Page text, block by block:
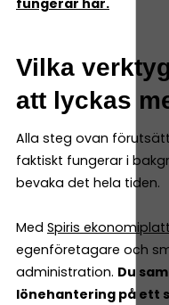
fungerar här.
Vilka
att lyckas
Alla steg ovan
faktiskt fungerar i
bevaka det hela tiden.
Med Spiris
egenföretagare och
administration. Du
lönehantering på ett